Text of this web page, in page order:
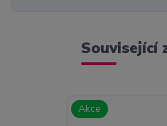
Související
Akce